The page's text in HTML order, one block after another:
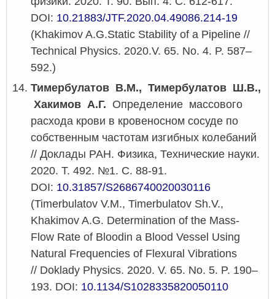
DOI: 10.21883/JTF.2020.04.49086.214-19
(Khakimov A.G.Static Stability of a Pipeline //
Technical Physics. 2020.V. 65. No. 4. P. 587–
592.)
Тимербулатов В.М., Тимербулатов Ш.В.,
Хакимов А.Г. Определение массового
расхода крови в кровеносном сосуде по
собственным частотам изгибных колебаний
// Доклады РАН. Физика, Технические науки.
2020. Т. 492. №1. С. 88-91.
DOI: 10.31857/S2686740020030116
(Timerbulatov V.M., Timerbulatov Sh.V.,
Khakimov A.G. Determination of the Mass-
Flow Rate of Bloodin a Blood Vessel Using
Natural Frequencies of Flexural Vibrations
// Doklady Physics. 2020. V. 65. No. 5. P. 190–
193. DOI: 10.1134/S1028335820050110